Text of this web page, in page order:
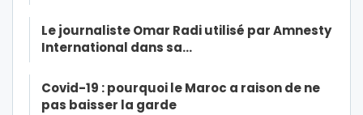
Le journaliste Omar Radi utilisé par Amnesty
International dans sa…
Covid-19 : pourquoi le Maroc a raison de ne
pas baisser la garde